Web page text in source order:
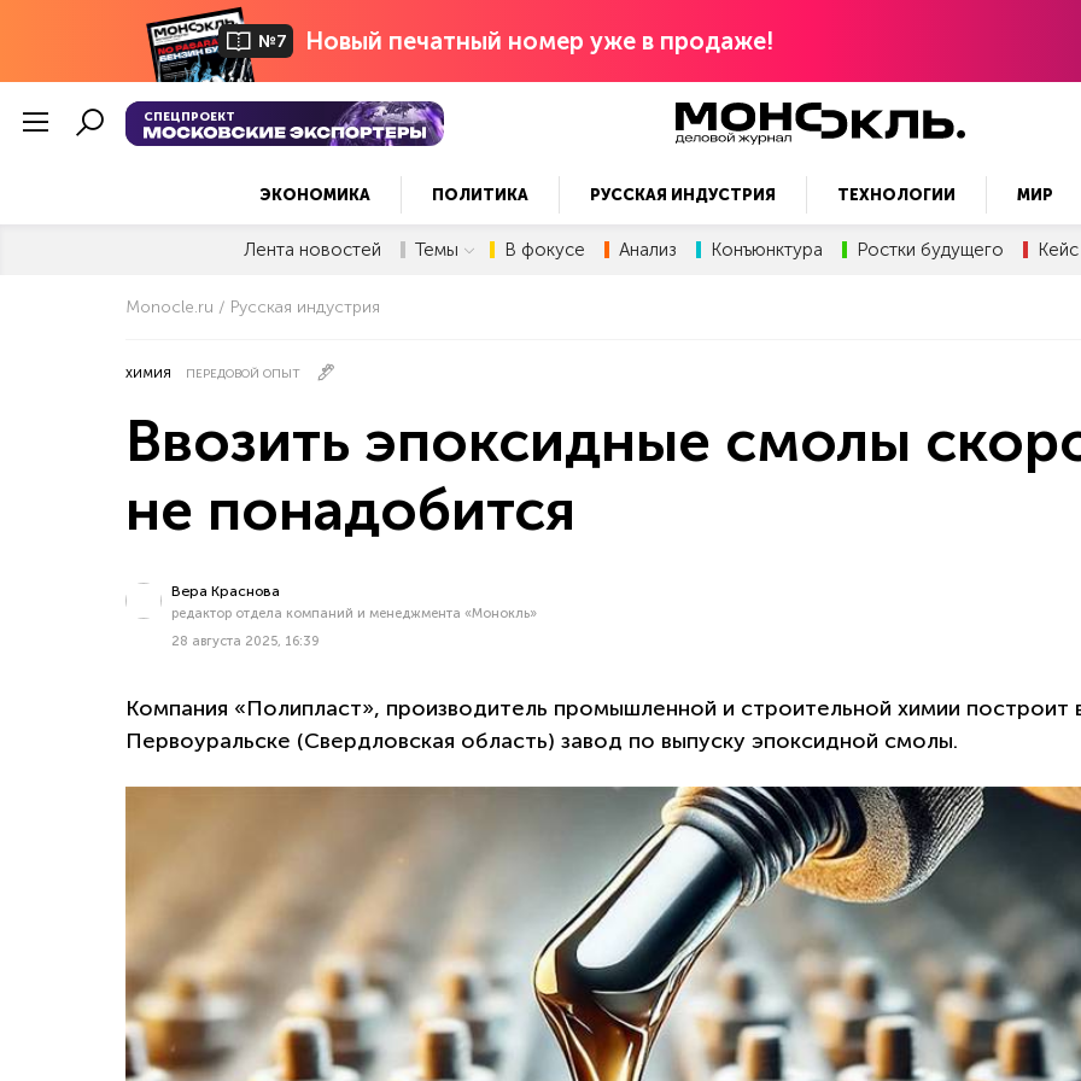
№7 Новый печатный номер уже в продаже!
СПЕЦПРОЕКТ
ЭКОНОМИКА ПОЛИТИКА РУССКАЯ ИНДУСТРИЯ ТЕХНОЛОГИИ МИР
Лента новостей Темы В фокусе Анализ Конъюнктура Ростки будущего Кейс
Monocle.ru Русская индустрия
ХИМИЯ ПЕРЕДОВОЙ ОПЫТ
Ввозить эпоксидные смолы
не понадобится
Вера Краснова
редактор отдела компаний и менеджмента «Монокль»
28 августа 2025, 16:39
Компания «Полипласт», производитель промышленной и строительной химии построит
Первоуральске (Свердловская область) завод по выпуску эпоксидной смолы.